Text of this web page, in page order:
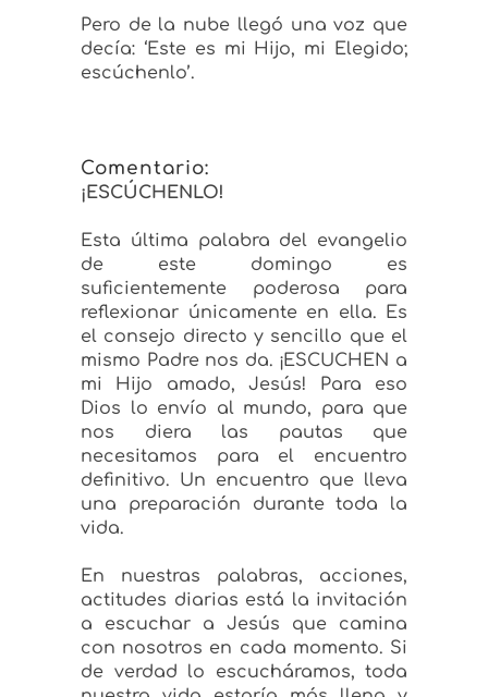
Pero de la nube llegó una voz que
decía: ‘Este es mi Hijo, mi Elegido;
escúchenlo’.
Comentario:
¡ESCÚCHENLO!
Esta última palabra del evangelio
de este domingo es
suficientemente poderosa para
reflexionar únicamente en ella. Es
el consejo directo y sencillo que el
mismo Padre nos da. ¡ESCUCHEN a
mi Hijo amado, Jesús! Para eso
Dios lo envío al mundo, para que
nos diera las pautas que
necesitamos para el encuentro
definitivo. Un encuentro que lleva
una preparación durante toda la
vida.
En nuestras palabras, acciones,
actitudes diarias está la invitación
a escuchar a Jesús que camina
con nosotros en cada momento. Si
de verdad lo escucháramos, toda